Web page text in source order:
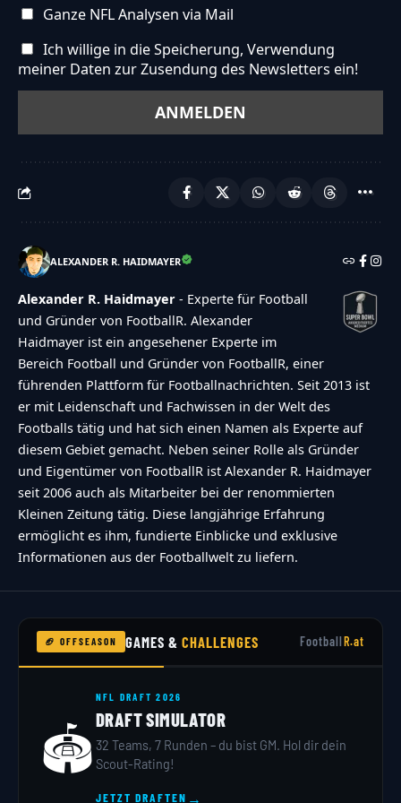
{"captcha":{"accessibility-alt":"Sound
icon","accessibility-title":"Accessibility option:
listen to a question and answer
it!","accessibility-description":"Type below the
[STRONG]answer[\/STRONG] to what you hear.
Numbers or words:","explanation":"Click or
touch the
[STRONG]ANSWER[\/STRONG]","refresh-
alt":"Refresh\/reload icon","refresh-
title":"Refresh\/reload: get new images and
accessibility option!"},"buttons":
{"anonymous":"Anonym
in with Facebook","google":"Sign in with
Google"},"voting":{"poll-ended":"Die Zeit zum
Abstimmen ist bei dieser Umfrage
abgelaufen","poll-not-started":"Diese Umfrage
akzeptiert noch keine Stimmen","already-voted-
on-poll":"TOUCHDOWN!!! Vielen Dank f\u00fcr
deine Teilnahme!","invalid-poll":"Fehler","no-
Ganze NFL Analysen via Mail
Ich willige in die Speicherung, Verwendung
meiner Daten zur Zusendung des Newsletters ein!
ALEXANDER R. HAIDMAYER
Alexander R. Haidmayer - Experte für Football
und Gründer von FootballR. Alexander
Haidmayer ist ein angesehener Experte im
Bereich Football und Gründer von FootballR, einer
führenden Plattform für Footballnachrichten. Seit 2013 ist
er mit Leidenschaft und Fachwissen in der Welt des
Footballs tätig und hat sich einen Namen als Experte auf
diesem Gebiet gemacht. Neben seiner Rolle als Gründer
und Eigentümer von FootballR ist Alexander R. Haidmayer
seit 2006 auch als Mitarbeiter bei der renommierten
Kleinen Zeitung tätig. Diese langjährige Erfahrung
ermöglicht es ihm, fundierte Einblicke und exklusive
Informationen aus der Footballwelt zu liefern.
🏈 OFFSEASON GAMES &CHALLENGES FootballR.at
🏟️
NFL DRAFT 2026
DRAFT SIMULATOR
32 Teams, 7 Runden – du bist GM. Hol dir dein
Scout-Rating!
JETZT DRAFTEN →